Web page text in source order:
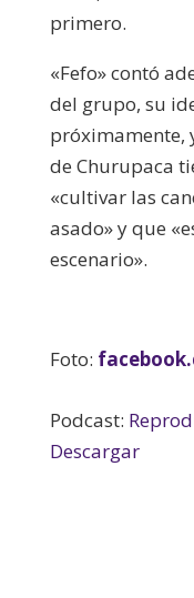
primero.
«Fefo» contó
del grupo, su
de Churupaca
«cultivar las
asado» y que
escenario».
Foto:
Podcast:
Descargar